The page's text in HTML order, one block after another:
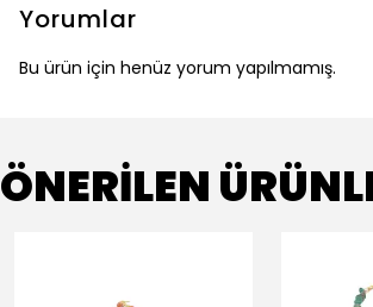
Yorumlar
Bu ürün için henüz yorum yapılmamış.
ÖNERİLEN